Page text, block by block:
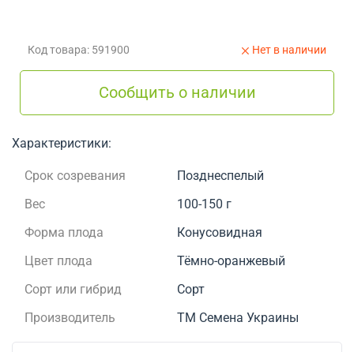
Код товара: 591900 Нет в наличии
Сообщить о наличии
Характеристики:
Срок созревания
Позднеспелый
Вес
100-150 г
Форма плода
Конусовидная
Цвет плода
Тёмно-оранжевый
Сорт или гибрид
Сорт
Производитель
ТМ Семена Украины